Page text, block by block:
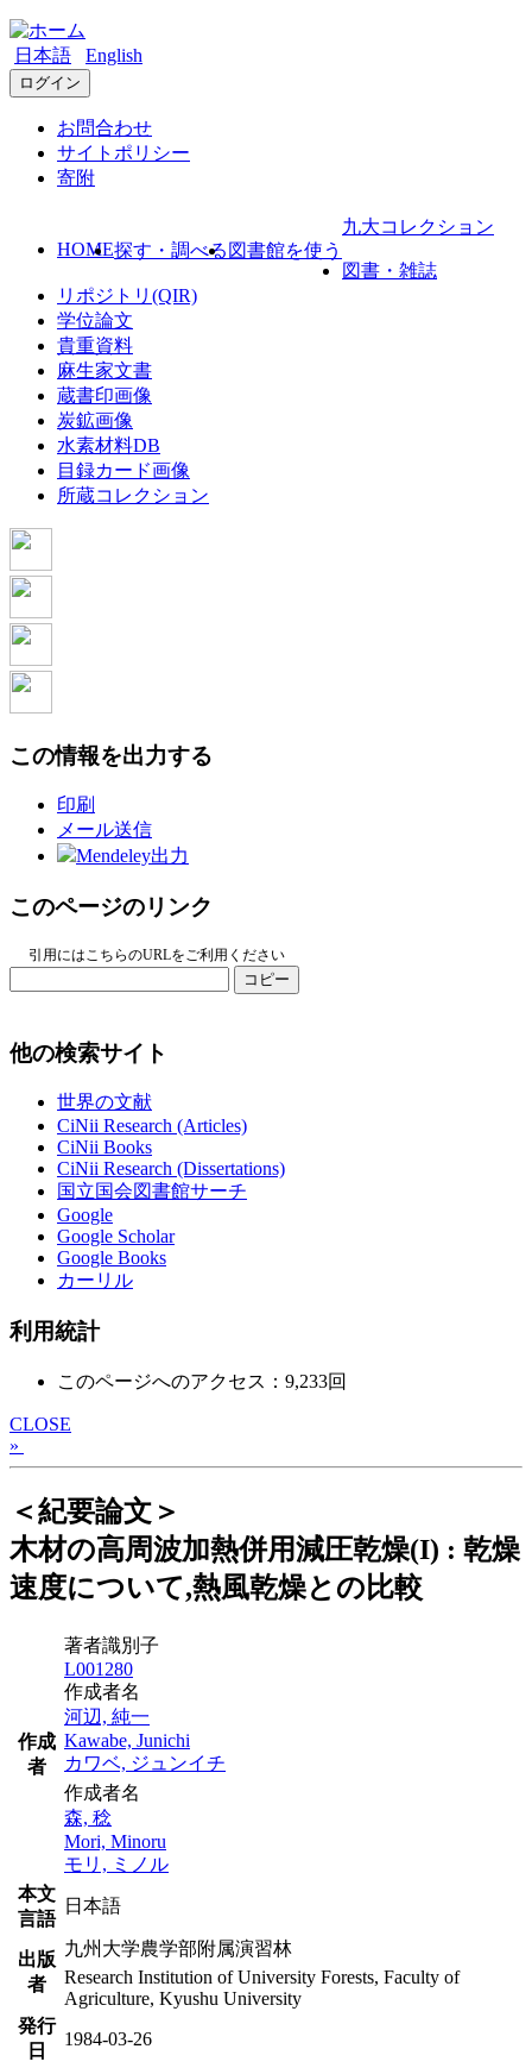
日本語 English
ログイン
お問合わせ
サイトポリシー
寄附
HOME探す・調べる 図書館を使う
九大コレクション
図書・雑誌
リポジトリ(QIR)
学位論文
貴重資料
麻生家文書
蔵書印画像
炭鉱画像
水素材料DB
目録カード画像
所蔵コレクション
この情報を出力する
印刷
メール送信
Mendeley出力
このページのリンク
引用にはこちらのURLをご利用ください
コピー
他の検索サイト
世界の文献
CiNii Research (Articles)
CiNii Books
CiNii Research (Dissertations)
国立国会図書館サーチ
Google
Google Scholar
Google Books
カーリル
利用統計
このページへのアクセス：9,233回
CLOSE
»
＜紀要論文＞
木材の高周波加熱併用減圧乾燥(I) : 乾燥
速度について,熱風乾燥との比較
作成
者
著者識別子
L001280
作成者名
河辺, 純一
Kawabe, Junichi
カワベ, ジュンイチ
作成者名
森, 稔
Mori, Minoru
モリ, ミノル
本文
言語
日本語
出版
者
九州大学農学部附属演習林
Research Institution of University Forests, Faculty of
Agriculture, Kyushu University
発行
日
1984-03-26